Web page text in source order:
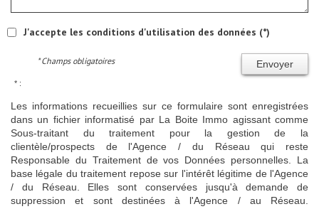
J'accepte les conditions d'utilisation des données (*)
Envoyer
* Champs obligatoires
* :
Les informations recueillies sur ce formulaire sont enregistrées
dans un fichier informatisé par La Boite Immo agissant comme
Sous-traitant du traitement pour la gestion de la
clientèle/prospects de l'Agence / du Réseau qui reste
Responsable du Traitement de vos Données personnelles. La
base légale du traitement repose sur l'intérêt légitime de l'Agence
/ du Réseau. Elles sont conservées jusqu'à demande de
suppression et sont destinées à l'Agence / au Réseau.